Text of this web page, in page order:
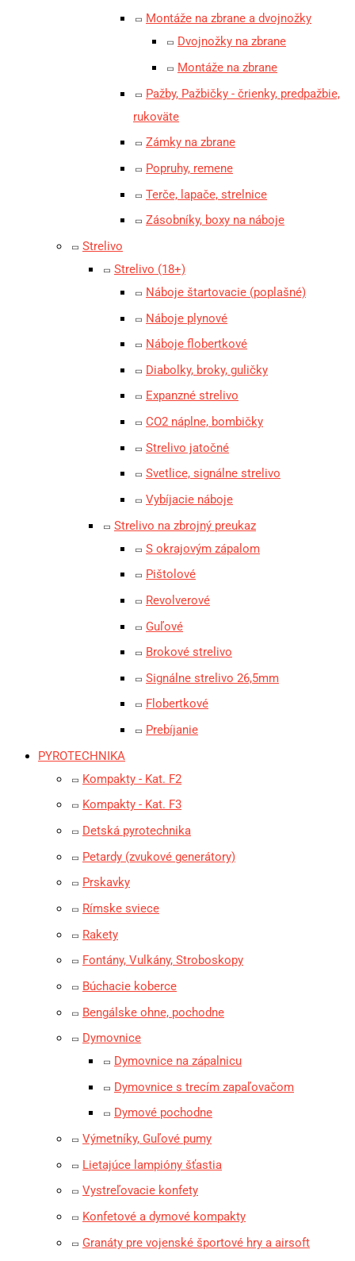
Montáže na zbrane a dvojnožky
Dvojnožky na zbrane
Montáže na zbrane
Pažby, Pažbičky - črienky, predpažbie,
rukoväte
Zámky na zbrane
Popruhy, remene
Terče, lapače, strelnice
Zásobníky, boxy na náboje
Strelivo
Strelivo (18+)
Náboje štartovacie (poplašné)
Náboje plynové
Náboje flobertkové
Diabolky, broky, guličky
Expanzné strelivo
CO2 náplne, bombičky
Strelivo jatočné
Svetlice, signálne strelivo
Vybíjacie náboje
Strelivo na zbrojný preukaz
S okrajovým zápalom
Pištolové
Revolverové
Guľové
Brokové strelivo
Signálne strelivo 26,5mm
Flobertkové
Prebíjanie
PYROTECHNIKA
Kompakty - Kat. F2
Kompakty - Kat. F3
Detská pyrotechnika
Petardy (zvukové generátory)
Prskavky
Rímske sviece
Rakety
Fontány, Vulkány, Stroboskopy
Búchacie koberce
Bengálske ohne, pochodne
Dymovnice
Dymovnice na zápalnicu
Dymovnice s trecím zapaľovačom
Dymové pochodne
Výmetníky, Guľové pumy
Lietajúce lampióny šťastia
Vystreľovacie konfety
Konfetové a dymové kompakty
Granáty pre vojenské športové hry a airsoft